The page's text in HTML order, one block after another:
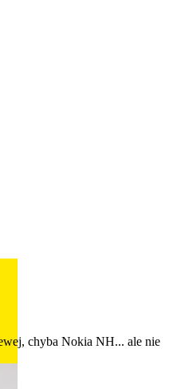
chyba Nokia NH... ale nie